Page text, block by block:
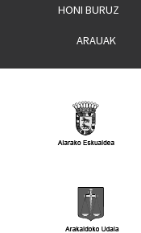
HONI BURUZ
ARAUAK